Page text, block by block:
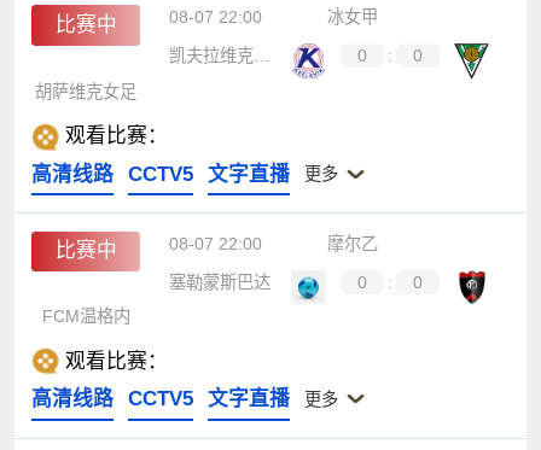
比赛中 08-07 22:00
冰女甲
凯夫拉维克女足
0 :
0
胡萨维克女足
观看比赛：
高清线路
CCTV5 文字直播 更多
比赛中 08-07 22:00
摩尔乙
塞勒蒙斯巴达
0 :
0
FCM温格内
观看比赛：
高清线路
CCTV5 文字直播 更多